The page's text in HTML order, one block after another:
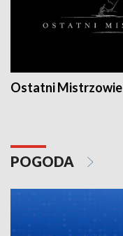
Ostatni Mistrzowie
POGODA